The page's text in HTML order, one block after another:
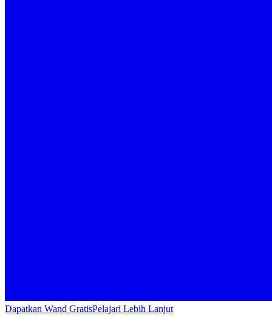
Dapatkan Wand GratisPelajari Lebih Lanjut